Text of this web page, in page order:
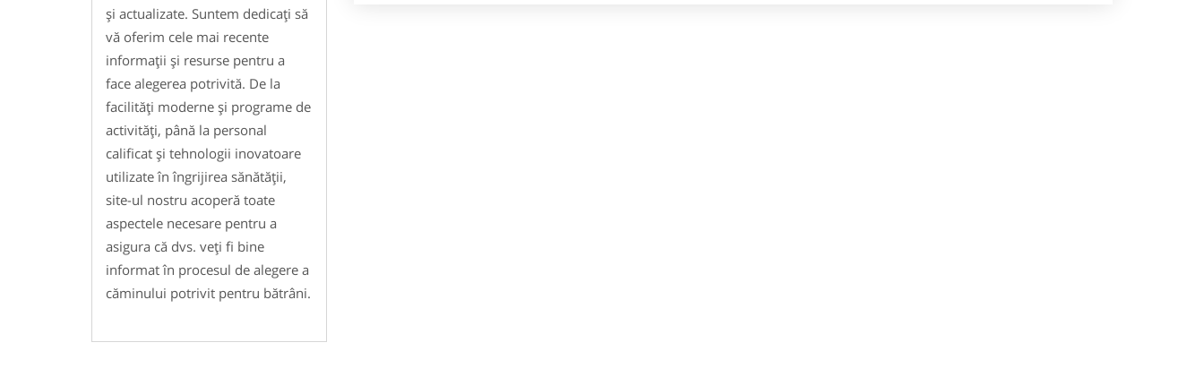
și actualizate. Suntem dedicați să
vă oferim cele mai recente
informații și resurse pentru a
face alegerea potrivită. De la
facilități moderne și programe de
activități, până la personal
calificat și tehnologii inovatoare
utilizate în îngrijirea sănătății,
site-ul nostru acoperă toate
aspectele necesare pentru a
asigura că dvs. veți fi bine
informat în procesul de alegere a
căminului potrivit pentru bătrâni.